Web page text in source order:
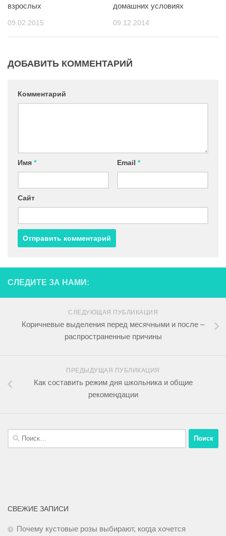
взрослых
09.02.2015
домашних условиях
09.12.2014
ДОБАВИТЬ КОММЕНТАРИЙ
Комментарий
Имя * Email *
Сайт
СЛЕДИТЕ ЗА НАМИ:
СЛЕДУЮЩАЯ ПУБЛИКАЦИЯ
Коричневые выделения перед месячными и после –
распространенные причины
ПРЕДЫДУЩАЯ ПУБЛИКАЦИЯ
Как составить режим дня школьника и общие
рекомендации
СВЕЖИЕ ЗАПИСИ
Почему кустовые розы выбирают, когда хочется